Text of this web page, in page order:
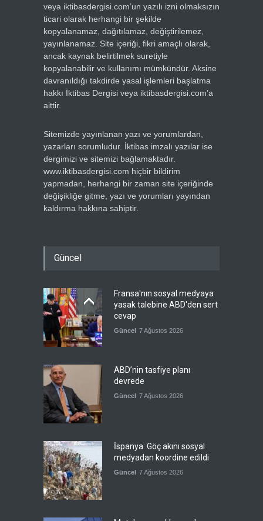
veya iktibasdergisi.com’un yazılı izni olmaksızın
ticari olarak herhangi bir şekilde
kopyalanamaz, dağıtılamaz, değiştirilemez,
yayınlanamaz. Site içeriği, fikri amaçlı olarak,
ancak kaynak belirtilmek suretiyle
kopyalanabilir ve kullanımı mümkündür. Aksine
davranıldığı takdirde yasal işlemleri başlatma
hakkı İktibas Dergisi veya iktibasdergisi.com’a
aittir.
Sitemizde yayınlanan yazı ve yorumlardan,
yazarları sorumludur. İktibas imzalı yazılar ise
dergimizi ve sitemizi bağlamaktadır.
www.iktibasdergisi.com hiçbir bildirim
yapmadan, herhangi bir zaman site içeriğinde
değişikliğe gitme, yazı ve yorumları yayından
kaldırma hakkına sahiptir.
Güncel
Fransa'nın sosyal medyaya
yasak talebine ABD'den sert
cevap
Güncel 7 Ağustos 2026
ABD’nin tasfiye planı
devrede
Güncel 7 Ağustos 2026
İspanya: Göç akını sosyal
medyadan koordine edildi
Güncel 7 Ağustos 2026